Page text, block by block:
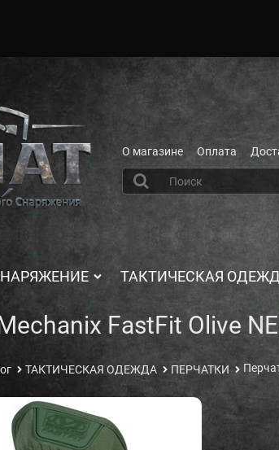
О магазине Оплата
ТАКТИЧЕСКАЯ
FastFit Olive
ТАКТИЧЕСКАЯ ОДЕЖДА ПЕРЧАТКИ